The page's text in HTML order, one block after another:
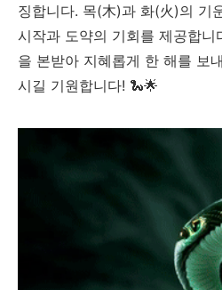
징합니다. 목(木)과 화(火)의 기
시작과 도약의 기회를 제공합니
을 본받아 지혜롭게 한 해를 보
시길 기원합니다! 🐍🌟